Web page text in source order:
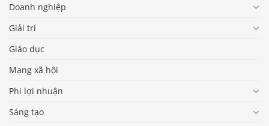
Doanh nghiệp
Giải trí
Giáo dục
Mạng xã hội
Phi lợi nhuận
Sáng tạo